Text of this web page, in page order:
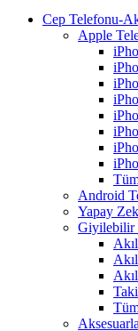
Cep Telefonu-
Apple
Android
Yapay
Giyilebilir